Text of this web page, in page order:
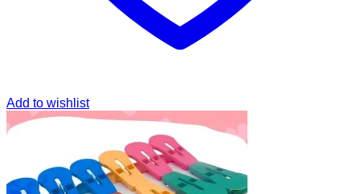
Add to wishlist